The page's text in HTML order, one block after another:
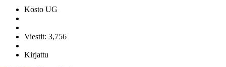
Kosto UG
Viestit: 3,756
Kirjattu